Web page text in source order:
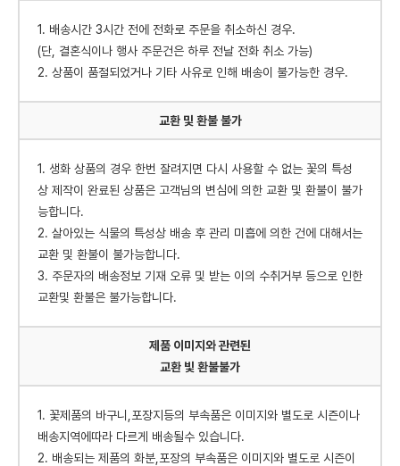
1. 배송시간 3시간 전에 전화로 주문을 취소하신 경우.
(단, 결혼식이나 행사 주문건은 하루 전날 전화 취소 가능)
2. 상품이 품절되었거나 기타 사유로 인해 배송이 불가능한 경우.
교환 및 환불 불가
1. 생화 상품의 경우 한번 잘려지면 다시 사용할 수 없는 꽃의 특성
상 제작이 완료된 상품은 고객님의 변심에 의한 교환 및 환불이 불가
능합니다.
2. 살아있는 식물의 특성상 배송 후 관리 미흡에 의한 건에 대해서는
교환 및 환불이 불가능합니다.
3. 주문자의 배송정보 기재 오류 및 받는 이의 수취거부 등으로 인한
교환및 환불은 불가능합니다.
제품 이미지와 관련된
교환 빛 환불불가
1. 꽃제품의 바구니,포장지등의 부속품은 이미지와 별도로 시즌이나
배송지역에따라 다르게 배송될수 있습니다.
2. 배송되는 제품의 화분,포장의 부속품은 이미지와 별도로 시즌이